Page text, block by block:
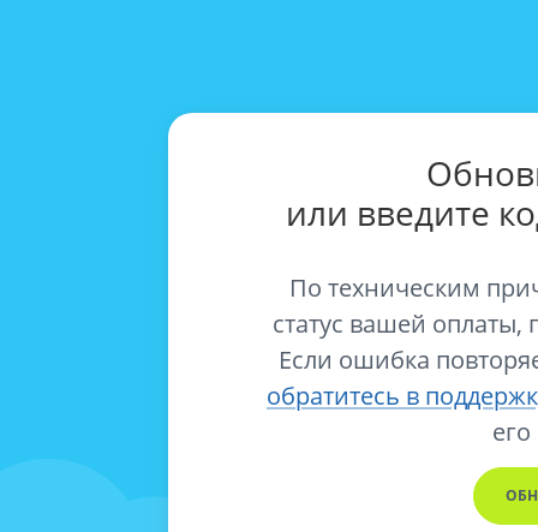
или введите
По техническим
статус вашей оплаты,
Если ошибка
обратитесь в
его